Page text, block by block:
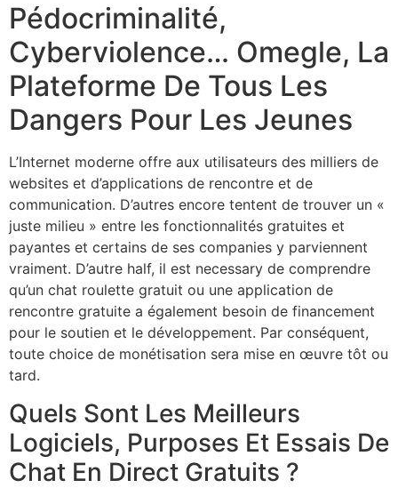
Pédocriminalité,
Cyberviolence… Omegle, La
Plateforme De Tous Les
Dangers Pour Les Jeunes
L’Internet moderne offre aux utilisateurs des milliers de
websites et d’applications de rencontre et de
communication. D’autres encore tentent de trouver un «
juste milieu » entre les fonctionnalités gratuites et
payantes et certains de ses companies y parviennent
vraiment. D’autre half, il est necessary de comprendre
qu’un chat roulette gratuit ou une application de
rencontre gratuite a également besoin de financement
pour le soutien et le développement. Par conséquent,
toute choice de monétisation sera mise en œuvre tôt ou
tard.
Quels Sont Les Meilleurs
Logiciels, Purposes Et Essais De
Chat En Direct Gratuits ?